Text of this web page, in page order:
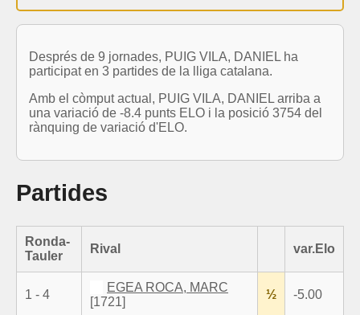
Després de 9 jornades, PUIG VILA, DANIEL ha
participat en 3 partides de la lliga catalana.
Amb el còmput actual, PUIG VILA, DANIEL arriba a
una variació de -8.4 punts ELO i la posició 3754 del
rànquing de variació d'ELO.
Partides
Ronda-
Tauler
Rival var.Elo
1 - 4
EGEA ROCA, MARC
[1721]
½ -5.00